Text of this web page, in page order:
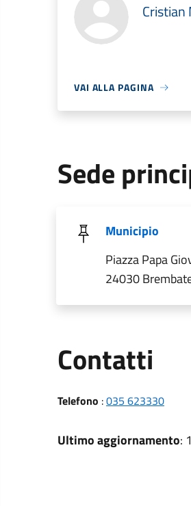
Cristian
VAI ALLA PAGINA
Sede
Municipio
Piazza Papa
24030
Contatti
Telefono :035 623330
Ultimo aggiornamento: